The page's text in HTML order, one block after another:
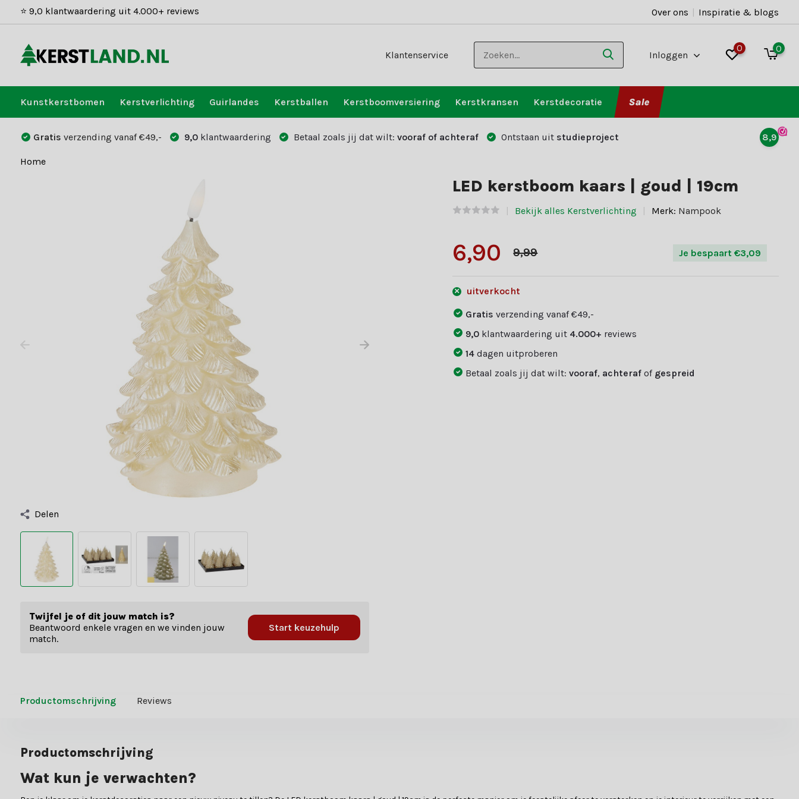
⭐ 9,0 klantwaardering uit 4.000+ reviews Over ons | Inspiratie & blogs
Klantenservice Inloggen
0 0
Kunstkerstbomen Kerstverlichting Guirlandes Kerstballen Kerstboomversiering Kerstkransen Kerstdecoratie Sale
Gratis verzending vanaf €49,- 9,0 klantwaardering Betaal zoals jij dat wilt: vooraf of achteraf Ontstaan uit studieproject 8,9
Home
Delen
Twijfel je of dit jouw match is?
Beantwoord enkele vragen en we vinden jouw
match.
Start keuzehulp
LED kerstboom kaars | goud | 19cm
Bekijk alles Kerstverlichting Merk: Nampook
6,90 9,99 Je bespaart €3,09
uitverkocht
Gratisverzending vanaf €49,-
9,0 klantwaardering uit 4.000+ reviews
14dagen uitproberen
Betaal zoals jij dat wilt:vooraf, achteraf of gespreid
Productomschrijving Reviews
Productomschrijving
Wat kun je verwachten?